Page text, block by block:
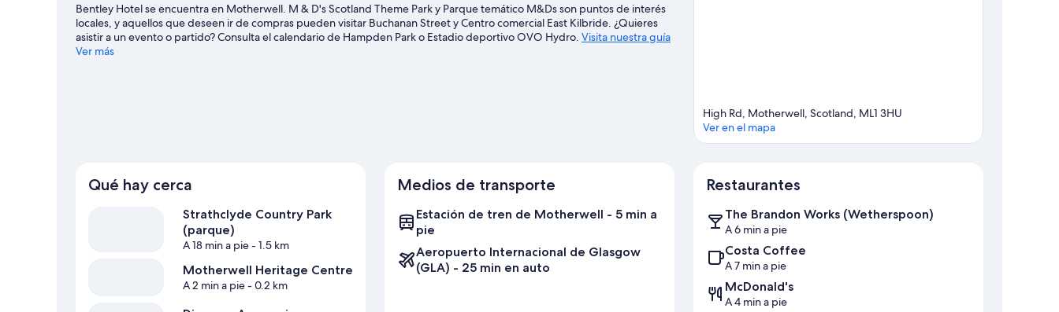
Bentley Hotel se encuentra en Motherwell. M & D's Scotland Theme Park y Parque temático M&Ds son puntos de interés
locales, y aquellos que deseen ir de compras pueden visitar Buchanan Street y Centro comercial East Kilbride. ¿Quieres
asistir a un evento o partido? Consulta el calendario de Hampden Park o Estadio deportivo OVO Hydro. Visita nuestra guía
de Motherwell
Ver más
High Rd, Motherwell, Scotland, ML1 3HU
Ver en el mapa
Qué hay cerca
Strathclyde Country Park
(parque)
A 18 min a pie- 1.5 km
Motherwell Heritage Centre
A 2 min a pie- 0.2 km
Medios de transporte
Estación de tren de Motherwell - 5 min a
pie
Aeropuerto Internacional de Glasgow
(GLA) - 25 min en auto
Restaurantes
The Brandon Works (Wetherspoon)
A 6 min a pie
Costa Coffee
A 7 min a pie
McDonald's
A 4 min a pie